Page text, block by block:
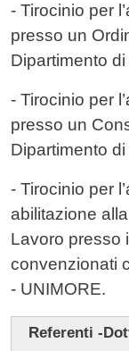
- Tirocinio per
presso un
Dipartimento
- Tirocinio per
presso un
Dipartimento
- Tirocinio per
abilitazione
Lavoro presso
convenzionati
- UNIMORE.
Referenti -